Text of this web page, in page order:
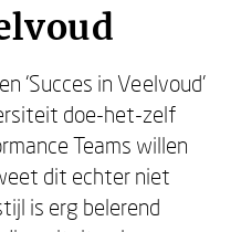
‘Succes in Veelvoud’
doe-het-zelf
Teams willen
dit echter niet
is erg belerend